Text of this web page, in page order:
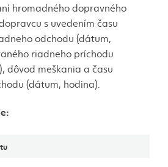
hromadného dopravného
s uvedením času
odchodu (dátum,
riadneho príchodu
dôvod meškania a času
(dátum, hodina).